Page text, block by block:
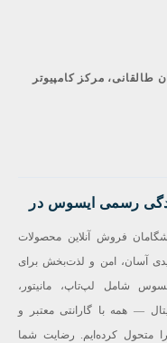
طالقانی، مرکز کامپیوتر
رسمی ایسوس در
فروش آنلاین محصولات
آسان، امن و لذت‌بخش برای
شامل لپ‌تاپ، مانیتور،
— همه با گارانتی معتبر و
متحول کرده‌ایم. رضایت شما